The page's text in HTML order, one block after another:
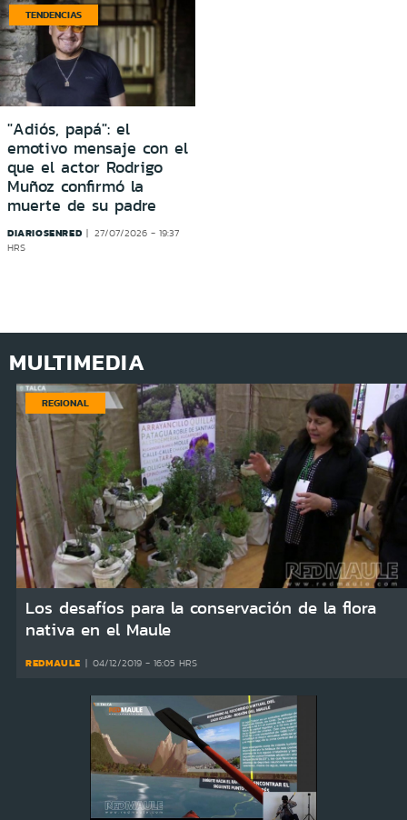
TENDENCIAS
"Adiós, papá": el
emotivo mensaje con el
que el actor Rodrigo
Muñoz confirmó la
muerte de su padre
DIARIOSENRED
27/07/2026 - 19:37
HRS
MULTIMEDIA
REGIONAL
Los desafíos para la conservación de la flora
nativa en el Maule
REDMAULE 04/12/2019 - 16:05 HRS